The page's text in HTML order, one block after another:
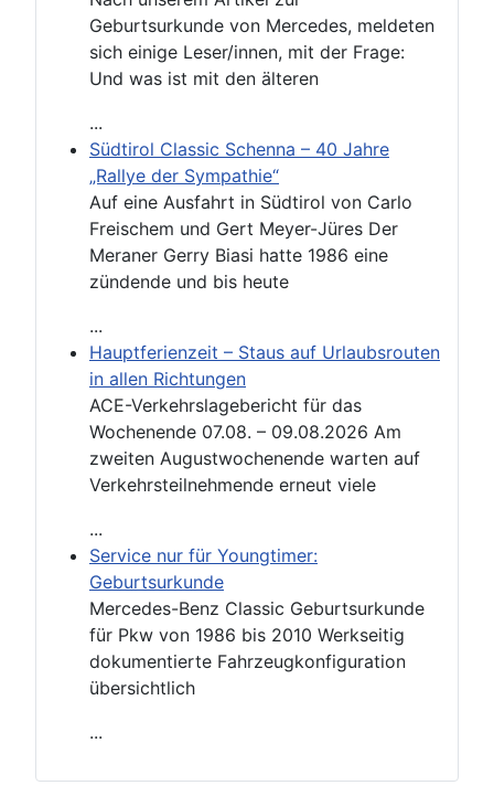
Geburtsurkunde von Mercedes, meldeten
sich einige Leser/innen, mit der Frage:
Und was ist mit den älteren
...
Südtirol Classic Schenna – 40 Jahre
„Rallye der Sympathie“
Auf eine Ausfahrt in Südtirol von Carlo
Freischem und Gert Meyer-Jüres Der
Meraner Gerry Biasi hatte 1986 eine
zündende und bis heute
...
Hauptferienzeit – Staus auf Urlaubsrouten
in allen Richtungen
ACE-Verkehrslagebericht für das
Wochenende 07.08. – 09.08.2026 Am
zweiten Augustwochenende warten auf
Verkehrsteilnehmende erneut viele
...
Service nur für Youngtimer:
Geburtsurkunde
Mercedes-Benz Classic Geburtsurkunde
für Pkw von 1986 bis 2010 Werkseitig
dokumentierte Fahrzeugkonfiguration
übersichtlich
...